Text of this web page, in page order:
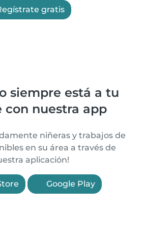
gratis
siempre está a tu
con nuestra app
niñeras y trabajos de
en su área a través de
aplicación!
Google Play